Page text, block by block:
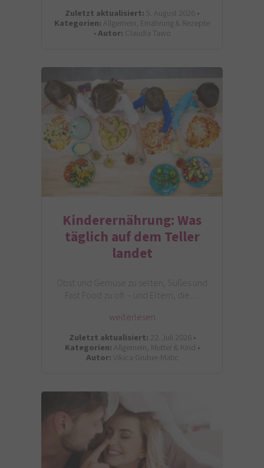
Zuletzt aktualisiert: 5. August 2026 •
Kategorien: Allgemein, Ernährung & Rezepte
•Autor: Claudia Tawo
Kinderernährung: Was
täglich auf dem Teller
landet
Obst und Gemüse zu selten, Süßes und
Fast Food zu oft – und Eltern, die…
weiterlesen
Zuletzt aktualisiert: 22. Juli 2026 •
Kategorien: Allgemein, Mutter & Kind •
Autor:Vikica Gruber-Matic